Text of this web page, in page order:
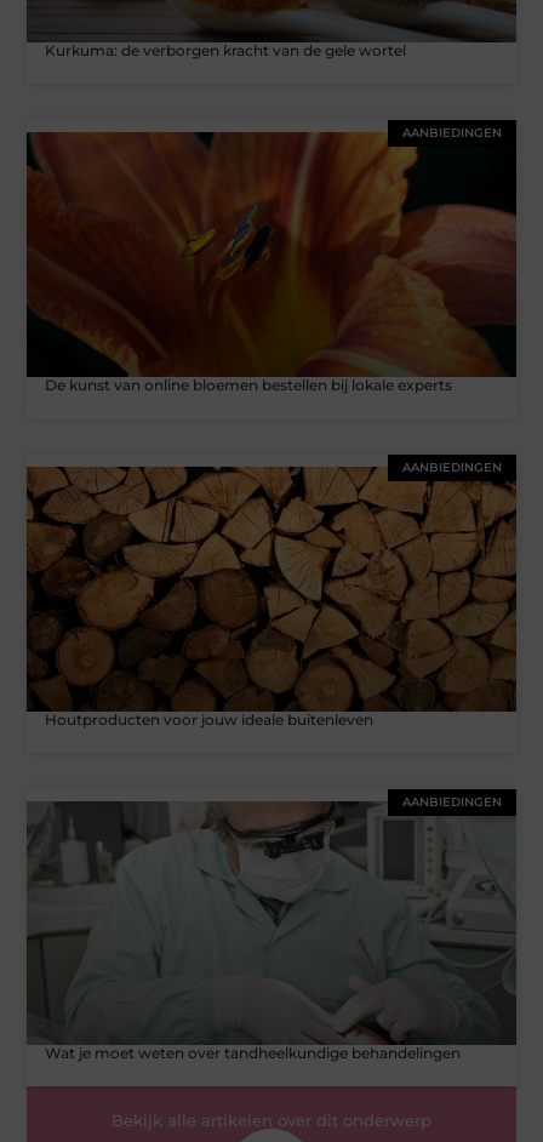
Kurkuma: de verborgen kracht van de gele wortel
AANBIEDINGEN
De kunst van online bloemen bestellen bij lokale experts
AANBIEDINGEN
Houtproducten voor jouw ideale buitenleven
AANBIEDINGEN
Wat je moet weten over tandheelkundige behandelingen
Bekijk alle artikelen over dit onderwerp